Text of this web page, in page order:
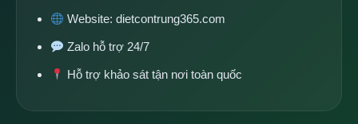
Website:dietcontrung365.com
Zalo hỗ trợ 24/7
Hỗ trợ khảo sát tận nơi toàn quốc